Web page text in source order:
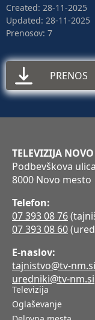
Created: 28-11-2025
Updated: 28-11-2025
Prenosov: 7
PRENOS
TELEVIZIJA
Podbevškova
8000 Novo mesto
Telefon:
07 393 08 76
07 393 08 60
E-naslov:
tajnistvo@tv-nm.si
uredniki@tv-nm.si
Televizija
Oglaševanje